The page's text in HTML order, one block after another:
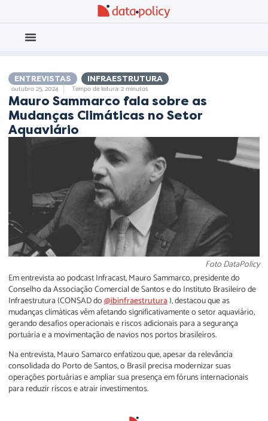
ENTREVISTAS INFRAESTRUTURA
outubro 25, 2024 Tempo de leitura: 2 minutos
Mauro Sammarco fala sobre as
Mudanças Climáticas no Setor
Aquaviário
Foto DataPolicy
Em entrevista ao podcast Infracast, Mauro Sammarco, presidente do
Conselho da Associação Comercial de Santos e do Instituto Brasileiro de
Infraestrutura (CONSAD do@ibinfraestrutura), destacou que as
mudanças climáticas vêm afetando significativamente o setor aquaviário,
gerando desafios operacionais e riscos adicionais para a segurança
portuária e a movimentação de navios nos portos brasileiros.
Na entrevista, Mauro Samarco enfatizou que, apesar da relevância
consolidada do Porto de Santos, o Brasil precisa modernizar suas
operações portuárias e ampliar sua presença em fóruns internacionais
para reduzir riscos e atrair investimentos.